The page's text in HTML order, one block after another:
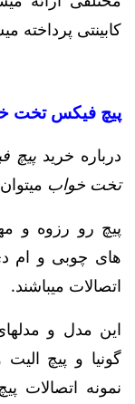
کابینتی پرداخته
پیچ فیکس تخت
درباره خریدپیچ
تخت خواب
پیچ رو رزوه و
های چوبی و ام
اتصالات میباشند.
این مدل و
نمونه اتصالات